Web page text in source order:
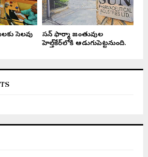
సెలవు
సన్ ఫార్మా జంతువుల
హెల్త్‌కేర్‌లోకి అడుగుపెట్టనుంది.